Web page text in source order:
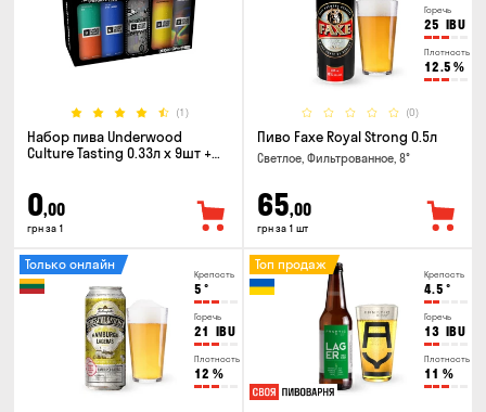
(1)
Набор пива Underwood
Culture Tasting 0.33л x 9шт +
0,00
грн за 1
Горечь
25 IBU
Плотность
12.5 %
(0)
Пиво Faxe Royal Strong 0.5л
Светлое, Фильтрованное, 8°
65,00
грн за 1 шт
Крепость
5 °
Горечь
21 IBU
Плотность
12 %
Только онлайн
Крепость
4.5 °
Горечь
13 IBU
Плотность
11 %
Топ продаж